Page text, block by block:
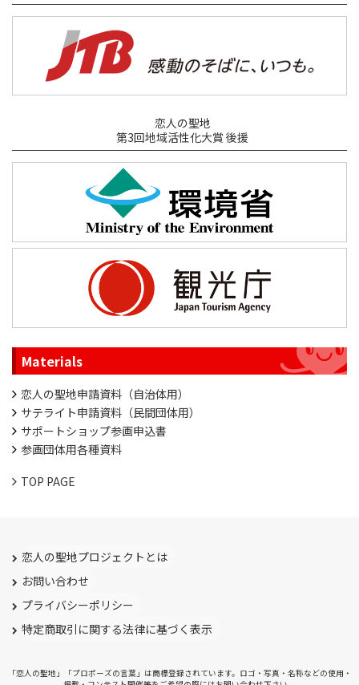
恋人の聖地
第3回地域活性化大賞 後援
Materials
恋人の聖地申請資料（自治体用）
サテライト申請資料（民間団体用）
サポートショップ参画申込書
参画団体用各種資料
TOP PAGE
恋人の聖地プロジェクトとは
お問い合わせ
プライバシーポリシー
特定商取引に関する法律に基づく表示
「恋人の聖地」「プロポーズの言葉」は商標登録されています。ロゴ・写真・名称などの使用・